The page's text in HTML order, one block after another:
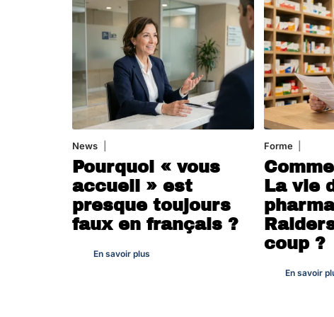
News
Pourquoi « vous
accueil » est
presque toujours
faux en français ?
En savoir plus
Forme
La vie
coup ?
En savoir